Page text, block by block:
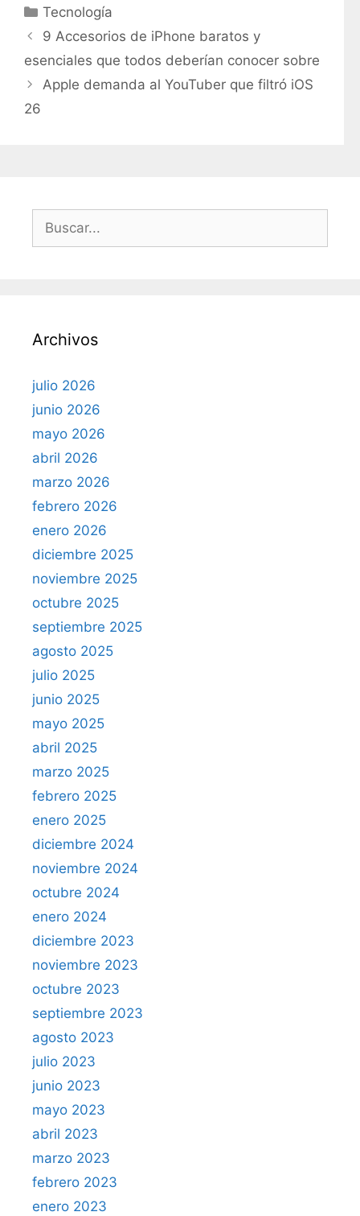
C
a
e
g
Tecnología
9 Accesorios de iPhone baratos y
esenciales que todos deberían conocer sobre
Apple demanda al YouTuber que filtró iOS
26
:
Archivos
julio 2026
junio 2026
mayo 2026
abril 2026
marzo 2026
febrero 2026
enero 2026
diciembre 2025
noviembre 2025
octubre 2025
septiembre 2025
agosto 2025
julio 2025
junio 2025
mayo 2025
abril 2025
marzo 2025
febrero 2025
enero 2025
diciembre 2024
noviembre 2024
octubre 2024
enero 2024
diciembre 2023
noviembre 2023
octubre 2023
septiembre 2023
agosto 2023
julio 2023
junio 2023
mayo 2023
abril 2023
marzo 2023
febrero 2023
enero 2023